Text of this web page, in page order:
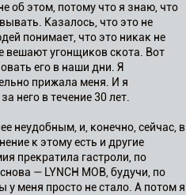
об этом, потому что я знаю, что
Казалось, что это не
понимает, что это никак не
вешают угонщиков скота. Вот
его в наши дни. Я
прижала меня. И я
него в течение 30 лет.
неудобным, и, конечно, сейчас, в
к этому есть и другие
прекратила гастроли, по
— LYNCH MOB, будучи, по
меня просто не стало. А потом я